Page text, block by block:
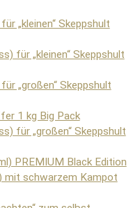
„kleinen“ Skeppshult
für „kleinen“ Skeppshult
„großen“ Skeppshult
1 kg Big Pack
für „großen“ Skeppshult
PREMIUM Black Edition
mit schwarzem Kampot